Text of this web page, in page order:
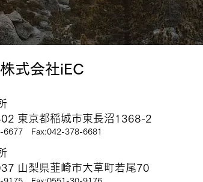
株式会社iEC
東京都稲城市東長沼1368-2
6677 Fax:042-378-6681
山梨県韮崎市大草町若尾70